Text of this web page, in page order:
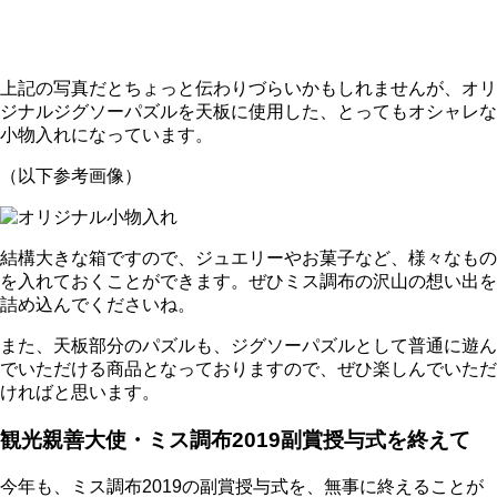
上記の写真だとちょっと伝わりづらいかもしれませんが、オリ
ジナルジグソーパズルを天板に使用した、とってもオシャレな
小物入れになっています。
（以下参考画像）
結構大きな箱ですので、ジュエリーやお菓子など、様々なもの
を入れておくことができます。ぜひミス調布の沢山の想い出を
詰め込んでくださいね。
また、天板部分のパズルも、ジグソーパズルとして普通に遊ん
でいただける商品となっておりますので、ぜひ楽しんでいただ
ければと思います。
観光親善大使・ミス調布2019副賞授与式を終えて
今年も、ミス調布2019の副賞授与式を、無事に終えることが